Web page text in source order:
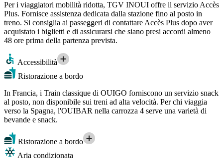
Per i viaggiatori mobilità ridotta, TGV INOUI offre il servizio Accès
Plus. Fornisce assistenza dedicata dalla stazione fino al posto in
treno. Si consiglia ai passeggeri di contattare Accès Plus dopo aver
acquistato i biglietti e di assicurarsi che siano presi accordi almeno
48 ore prima della partenza prevista.
Accessibilità
Ristorazione a bordo
In Francia, i Train classique di OUIGO forniscono un servizio snack
al posto, non disponibile sui treni ad alta velocità. Per chi viaggia
verso la Spagna, l'OUIBAR nella carrozza 4 serve una varietà di
bevande e snack.
Ristorazione a bordo
Aria condizionata